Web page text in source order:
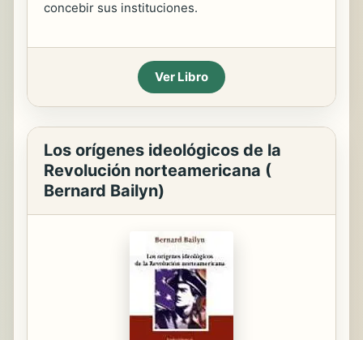
concebir sus instituciones.
Ver Libro
Los orígenes ideológicos de la
Revolución norteamericana (
Bernard Bailyn)